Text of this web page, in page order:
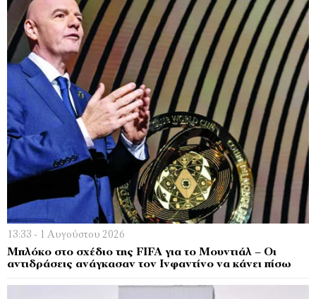
13:33 - 1 Αυγούστου 2026
Μπλόκο στο σχέδιο της FIFA για το Μουντιάλ – Οι
αντιδράσεις ανάγκασαν τον Ινφαντίνο να κάνει πίσω